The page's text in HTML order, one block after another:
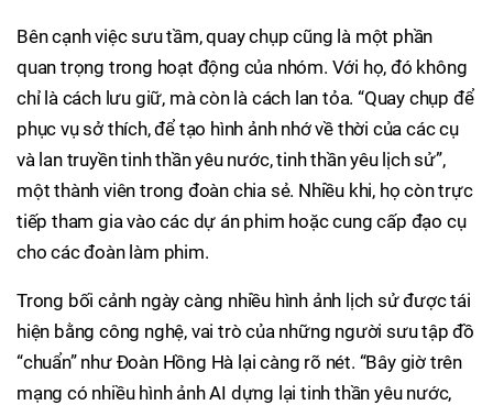
Bên cạnh việc sưu tầm, quay chụp cũng là một phần
quan trọng trong hoạt động của nhóm. Với họ, đó không
chỉ là cách lưu giữ, mà còn là cách lan tỏa. “Quay chụp để
phục vụ sở thích, để tạo hình ảnh nhớ về thời của các cụ
và lan truyền tinh thần yêu nước, tinh thần yêu lịch sử”,
một thành viên trong đoàn chia sẻ. Nhiều khi, họ còn trực
tiếp tham gia vào các dự án phim hoặc cung cấp đạo cụ
cho các đoàn làm phim.
Trong bối cảnh ngày càng nhiều hình ảnh lịch sử được tái
hiện bằng công nghệ, vai trò của những người sưu tập đồ
“chuẩn” như Đoàn Hồng Hà lại càng rõ nét. “Bây giờ trên
mạng có nhiều hình ảnh AI dựng lại tinh thần yêu nước,